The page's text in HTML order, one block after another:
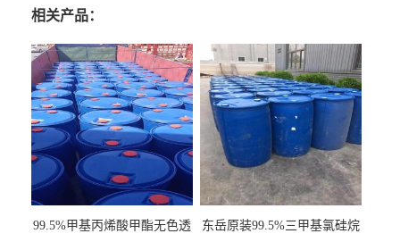
相关产品：
99.5%甲基丙烯酸甲酯无色透
东岳原装99.5%三甲基氯硅烷